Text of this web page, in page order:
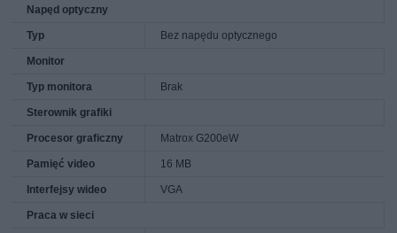
Napęd optyczny
Typ Bez napędu optycznego
Monitor
Typ monitora Brak
Sterownik grafiki
Procesor graficzny Matrox G200eW
Pamięć video 16 MB
Interfejsy wideo VGA
Praca w sieci